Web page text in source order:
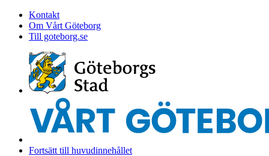
Kontakt
Om Vårt Göteborg
Till goteborg.se
Fortsätt till huvudinnehållet